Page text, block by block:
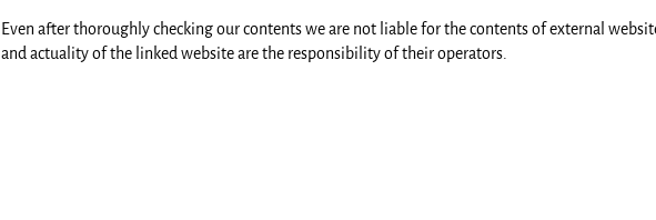
Even after thoroughly checking our contents we are not liable for the contents of external
and actuality of the linked website are the responsibility of their operators.